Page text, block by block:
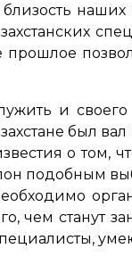
наших
и
был
о том,
подобным
чем станут